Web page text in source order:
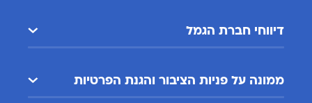
דיווחי חברת הגמל
ממונה על פניות הציבור והגנת הפרטיות